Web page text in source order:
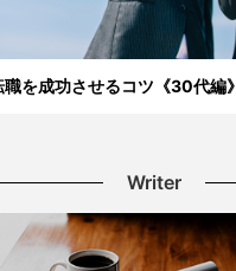
を成功させるコツ《30代編》
Writer